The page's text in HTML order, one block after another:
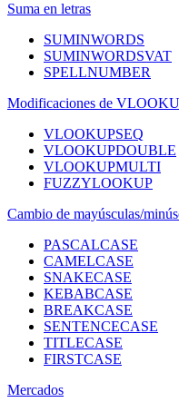
Suma en letras
SUMINWORDS
SUMINWORDSVAT
SPELLNUMBER
Modificaciones de
VLOOKUPSEQ
VLOOKUPDOUBLE
VLOOKUPMULTI
FUZZYLOOKUP
Cambio de mayúsculas/
PASCALCASE
CAMELCASE
SNAKECASE
KEBABCASE
BREAKCASE
SENTENCECASE
TITLECASE
FIRSTCASE
Mercados